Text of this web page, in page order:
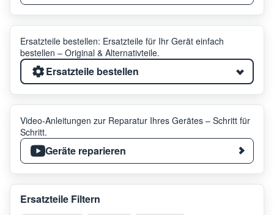
Ersatzteile bestellen: Ersatzteile für Ihr Gerät einfach
bestellen – Original & Alternativteile.
Ersatzteile bestellen
Video-Anleitungen zur Reparatur Ihres Gerätes – Schritt für
Schritt.
Geräte reparieren
Ersatzteile Filtern